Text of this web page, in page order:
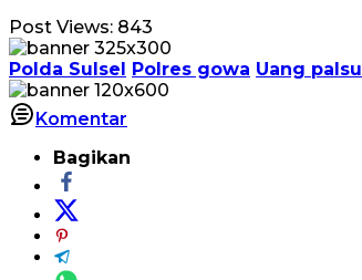
Post Views: 843
Polda Sulsel Polres gowa Uang palsu
Komentar
Bagikan